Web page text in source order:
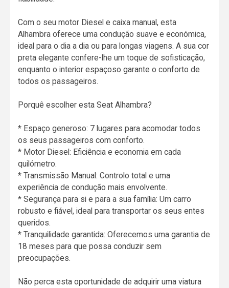
Com o seu motor Diesel e caixa manual, esta
Alhambra oferece uma condução suave e económica,
ideal para o dia a dia ou para longas viagens. A sua cor
preta elegante confere-lhe um toque de sofisticação,
enquanto o interior espaçoso garante o conforto de
todos os passageiros.
Porquê escolher esta Seat Alhambra?
* Espaço generoso: 7 lugares para acomodar todos
os seus passageiros com conforto.
* Motor Diesel: Eficiência e economia em cada
quilómetro.
* Transmissão Manual: Controlo total e uma
experiência de condução mais envolvente.
* Segurança para si e para a sua família: Um carro
robusto e fiável, ideal para transportar os seus entes
queridos.
* Tranquilidade garantida: Oferecemos uma garantia de
18 meses para que possa conduzir sem
preocupações.
Não perca esta oportunidade de adquirir uma viatura